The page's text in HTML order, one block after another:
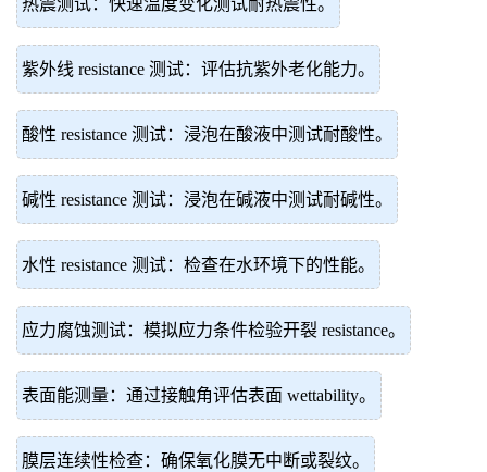
热震测试：快速温度变化测试耐热震性。
紫外线 resistance 测试：评估抗紫外老化能力。
酸性 resistance 测试：浸泡在酸液中测试耐酸性。
碱性 resistance 测试：浸泡在碱液中测试耐碱性。
水性 resistance 测试：检查在水环境下的性能。
应力腐蚀测试：模拟应力条件检验开裂 resistance。
表面能测量：通过接触角评估表面 wettability。
膜层连续性检查：确保氧化膜无中断或裂纹。